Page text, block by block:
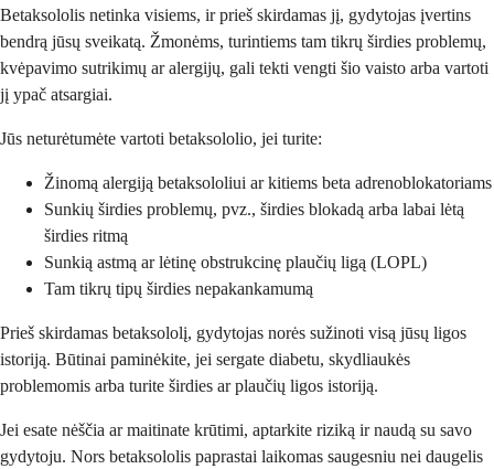
Betaksololis netinka visiems, ir prieš skirdamas jį, gydytojas įvertins
bendrą jūsų sveikatą. Žmonėms, turintiems tam tikrų širdies problemų,
kvėpavimo sutrikimų ar alergijų, gali tekti vengti šio vaisto arba vartoti
jį ypač atsargiai.
Jūs neturėtumėte vartoti betaksololio, jei turite:
Žinomą alergiją betaksololiui ar kitiems beta adrenoblokatoriams
Sunkių širdies problemų, pvz., širdies blokadą arba labai lėtą
širdies ritmą
Sunkią astmą ar lėtinę obstrukcinę plaučių ligą (LOPL)
Tam tikrų tipų širdies nepakankamumą
Prieš skirdamas betaksololį, gydytojas norės sužinoti visą jūsų ligos
istoriją. Būtinai paminėkite, jei sergate diabetu, skydliaukės
problemomis arba turite širdies ar plaučių ligos istoriją.
Jei esate nėščia ar maitinate krūtimi, aptarkite riziką ir naudą su savo
gydytoju. Nors betaksololis paprastai laikomas saugesniu nei daugelis